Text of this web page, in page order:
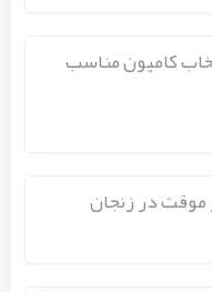
کامیون مناسب
در زنجان